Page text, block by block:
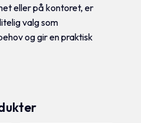
eller på kontoret, er
valg som
og gir en praktisk